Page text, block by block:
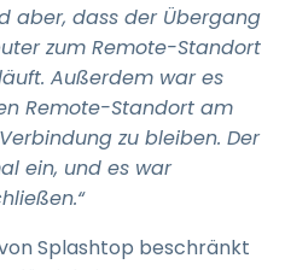
aber, dass der Übergang
zum Remote-Standort
Außerdem war es
Remote-Standort am
zu bleiben. Der
ein, und es war
Splashtop beschränkt